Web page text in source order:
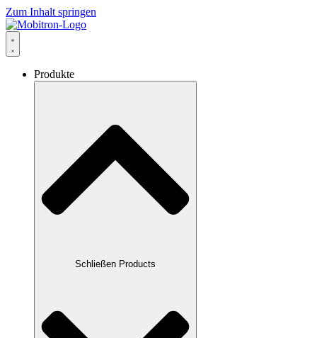
Zum Inhalt springen
Produkte
Schließen Products